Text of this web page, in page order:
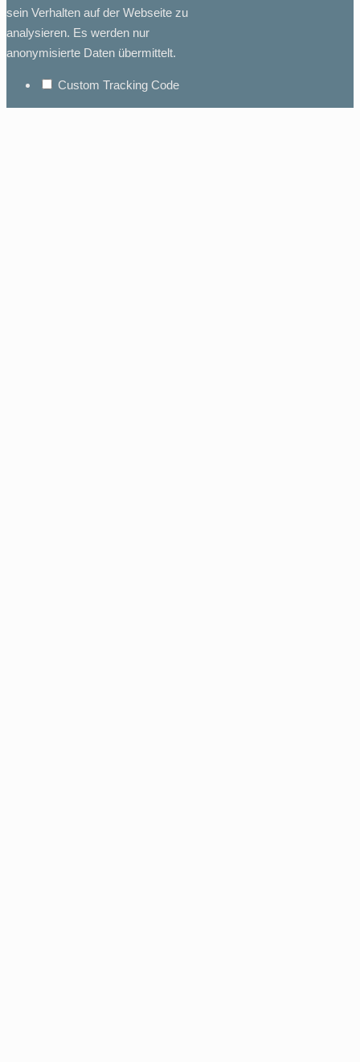
sein Verhalten auf der Webseite zu
analysieren. Es werden nur
anonymisierte Daten übermittelt.
Custom Tracking Code